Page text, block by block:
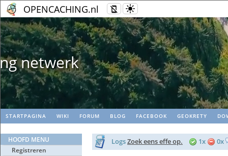
OPENCACHING.nl
Geopaths -
STARTPAGINA WIKI FORUM BLOG FACEBOOK GEOKRETY
HOOFD MENU
Registreren
LogsZoek eens effe op. 1x 0x